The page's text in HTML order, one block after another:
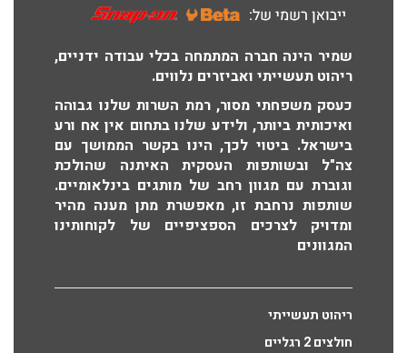
שמיר הינה חברה המתמחה בכלי עבודה ידניים,
ריהוט תעשייתי ואביזרים נלווים.
כעסק משפחתי מסור, רמת השרות שלנו גבוהה
ואיכותית ביותר, ולידע שלנו בתחום אין אח ורע
בישראל. ביטוי לכך, הינו בקשר הממושך עם
צה"ל ובשותפות העסקית האיתנה שהולכת
וגוברת עם מגוון רחב של מותגים בינלאומיים.
שותפות נרחבת זו, מאפשרת מתן מענה מהיר
ומדויק לצרכים הספציפיים של לקוחותינו
המגוונים
ריהוט תעשייתי
חולצים 2 רגליים